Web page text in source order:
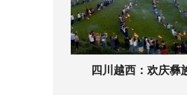
四川越西：欢庆彝